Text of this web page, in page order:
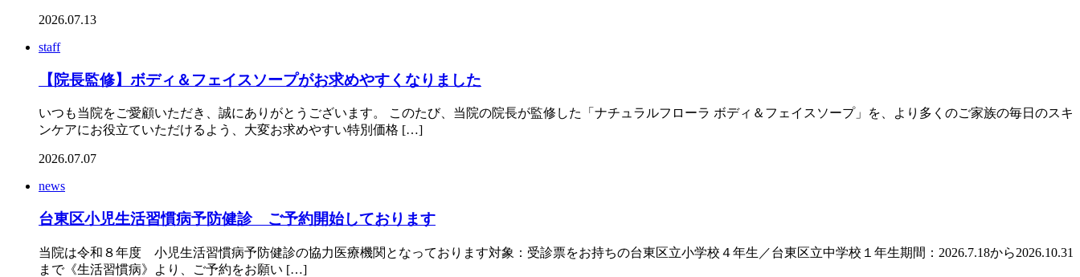
2026.07.13
staff
【院長監修】ボディ＆フェイスソープがお求めやすくなりました
いつも当院をご愛顧いただき、誠にありがとうございます。 このたび、当院の院長が監修した「ナチュラルフローラ ボディ＆フェイスソープ」を、より多くのご家族の毎日のスキ
ンケアにお役立ていただけるよう、大変お求めやすい特別価格 […]
2026.07.07
news
台東区小児生活習慣病予防健診 ご予約開始しております
当院は令和８年度 小児生活習慣病予防健診の協力医療機関となっております対象：受診票をお持ちの台東区立小学校４年生／台東区立中学校１年生期間：2026.7.18から2026.10.31
まで《生活習慣病》より、ご予約をお願い […]